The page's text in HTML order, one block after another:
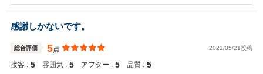
いするの大好きです。 これからも人生のパートナー、素敵なお車造り
に邁進してまいります。 ステキな思い出、胸に抱ききれない程楽しん
でください。コロナ対策等大変な時節御身体ご自愛ください。 お時間
のある時御座いましたら、お車のふるさとアニマルにお越しくださ
い。スタッフ一同心 首を長くしてお待ち致しております。
感謝しかないです。
総合評価 5点 2021/05/21投稿
接客 : 5 雰囲気 : 5 アフター : 5 品質 : 5